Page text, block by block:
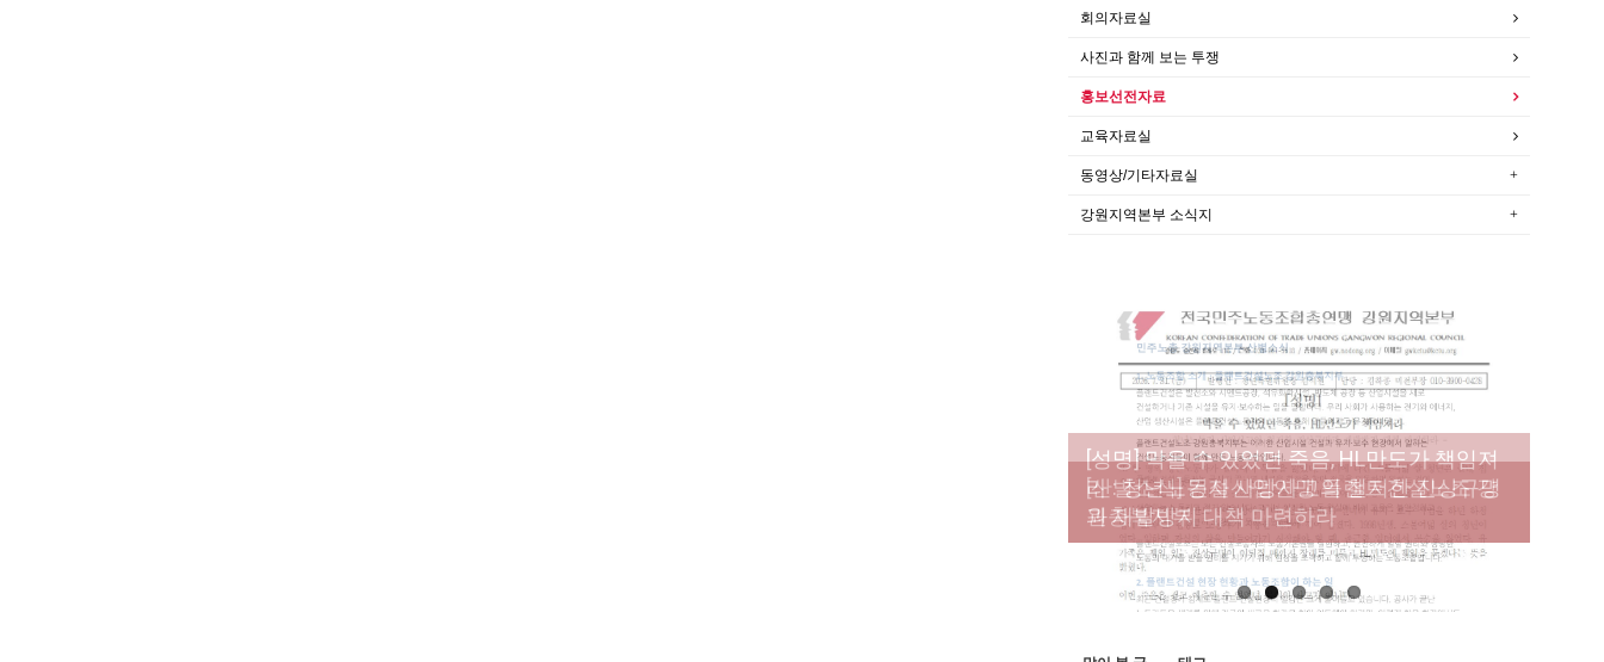
회의자료실
사진과 함께 보는 투쟁
홍보선전자료
교육자료실
동영상/기타자료실
강원지역본부 소식지
[성명] 막을 수 있었던 죽음, HL만도가 책임져
라 : 청년노동자 사망사고의 철저한 진상규명
과 재발방지 대책 마련하라
[산별소식] 건설산업연맹 플랜트건설노조 강
원충북지부
[강릉,속초,원주,춘천] 폭염감시단 사업 이모저
모
[조합원☆인터뷰] 서비스연맹 전국학교비정
규직노동조합 강원지부 김유미 춘천지회장
[본부소식] 강원지역 노동자 합창단 모임